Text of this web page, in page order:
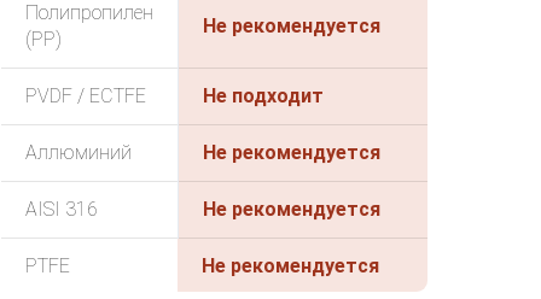
Полипропилен
(PP)
Не рекомендуется
PVDF / ECTFE Не подходит
Аллюминий Не рекомендуется
AISI 316 Не рекомендуется
PTFE Не рекомендуется